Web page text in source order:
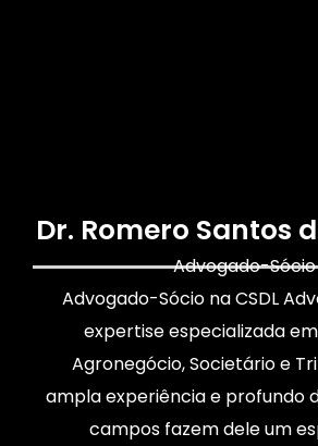
Dr. Romero Santos
Advogado-Sócio
Advogado-Sócio na CSDL
expertise especializada
Agronegócio, Societário e
ampla experiência e profundo
campos fazem dele um